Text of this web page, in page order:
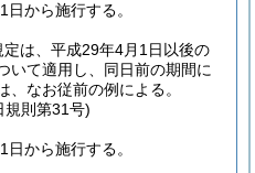
から施行する。
は、平成29年4月1日以後の
いて適用し、同日前の期間に
なお従前の例による。
規則第31号)
から施行する。